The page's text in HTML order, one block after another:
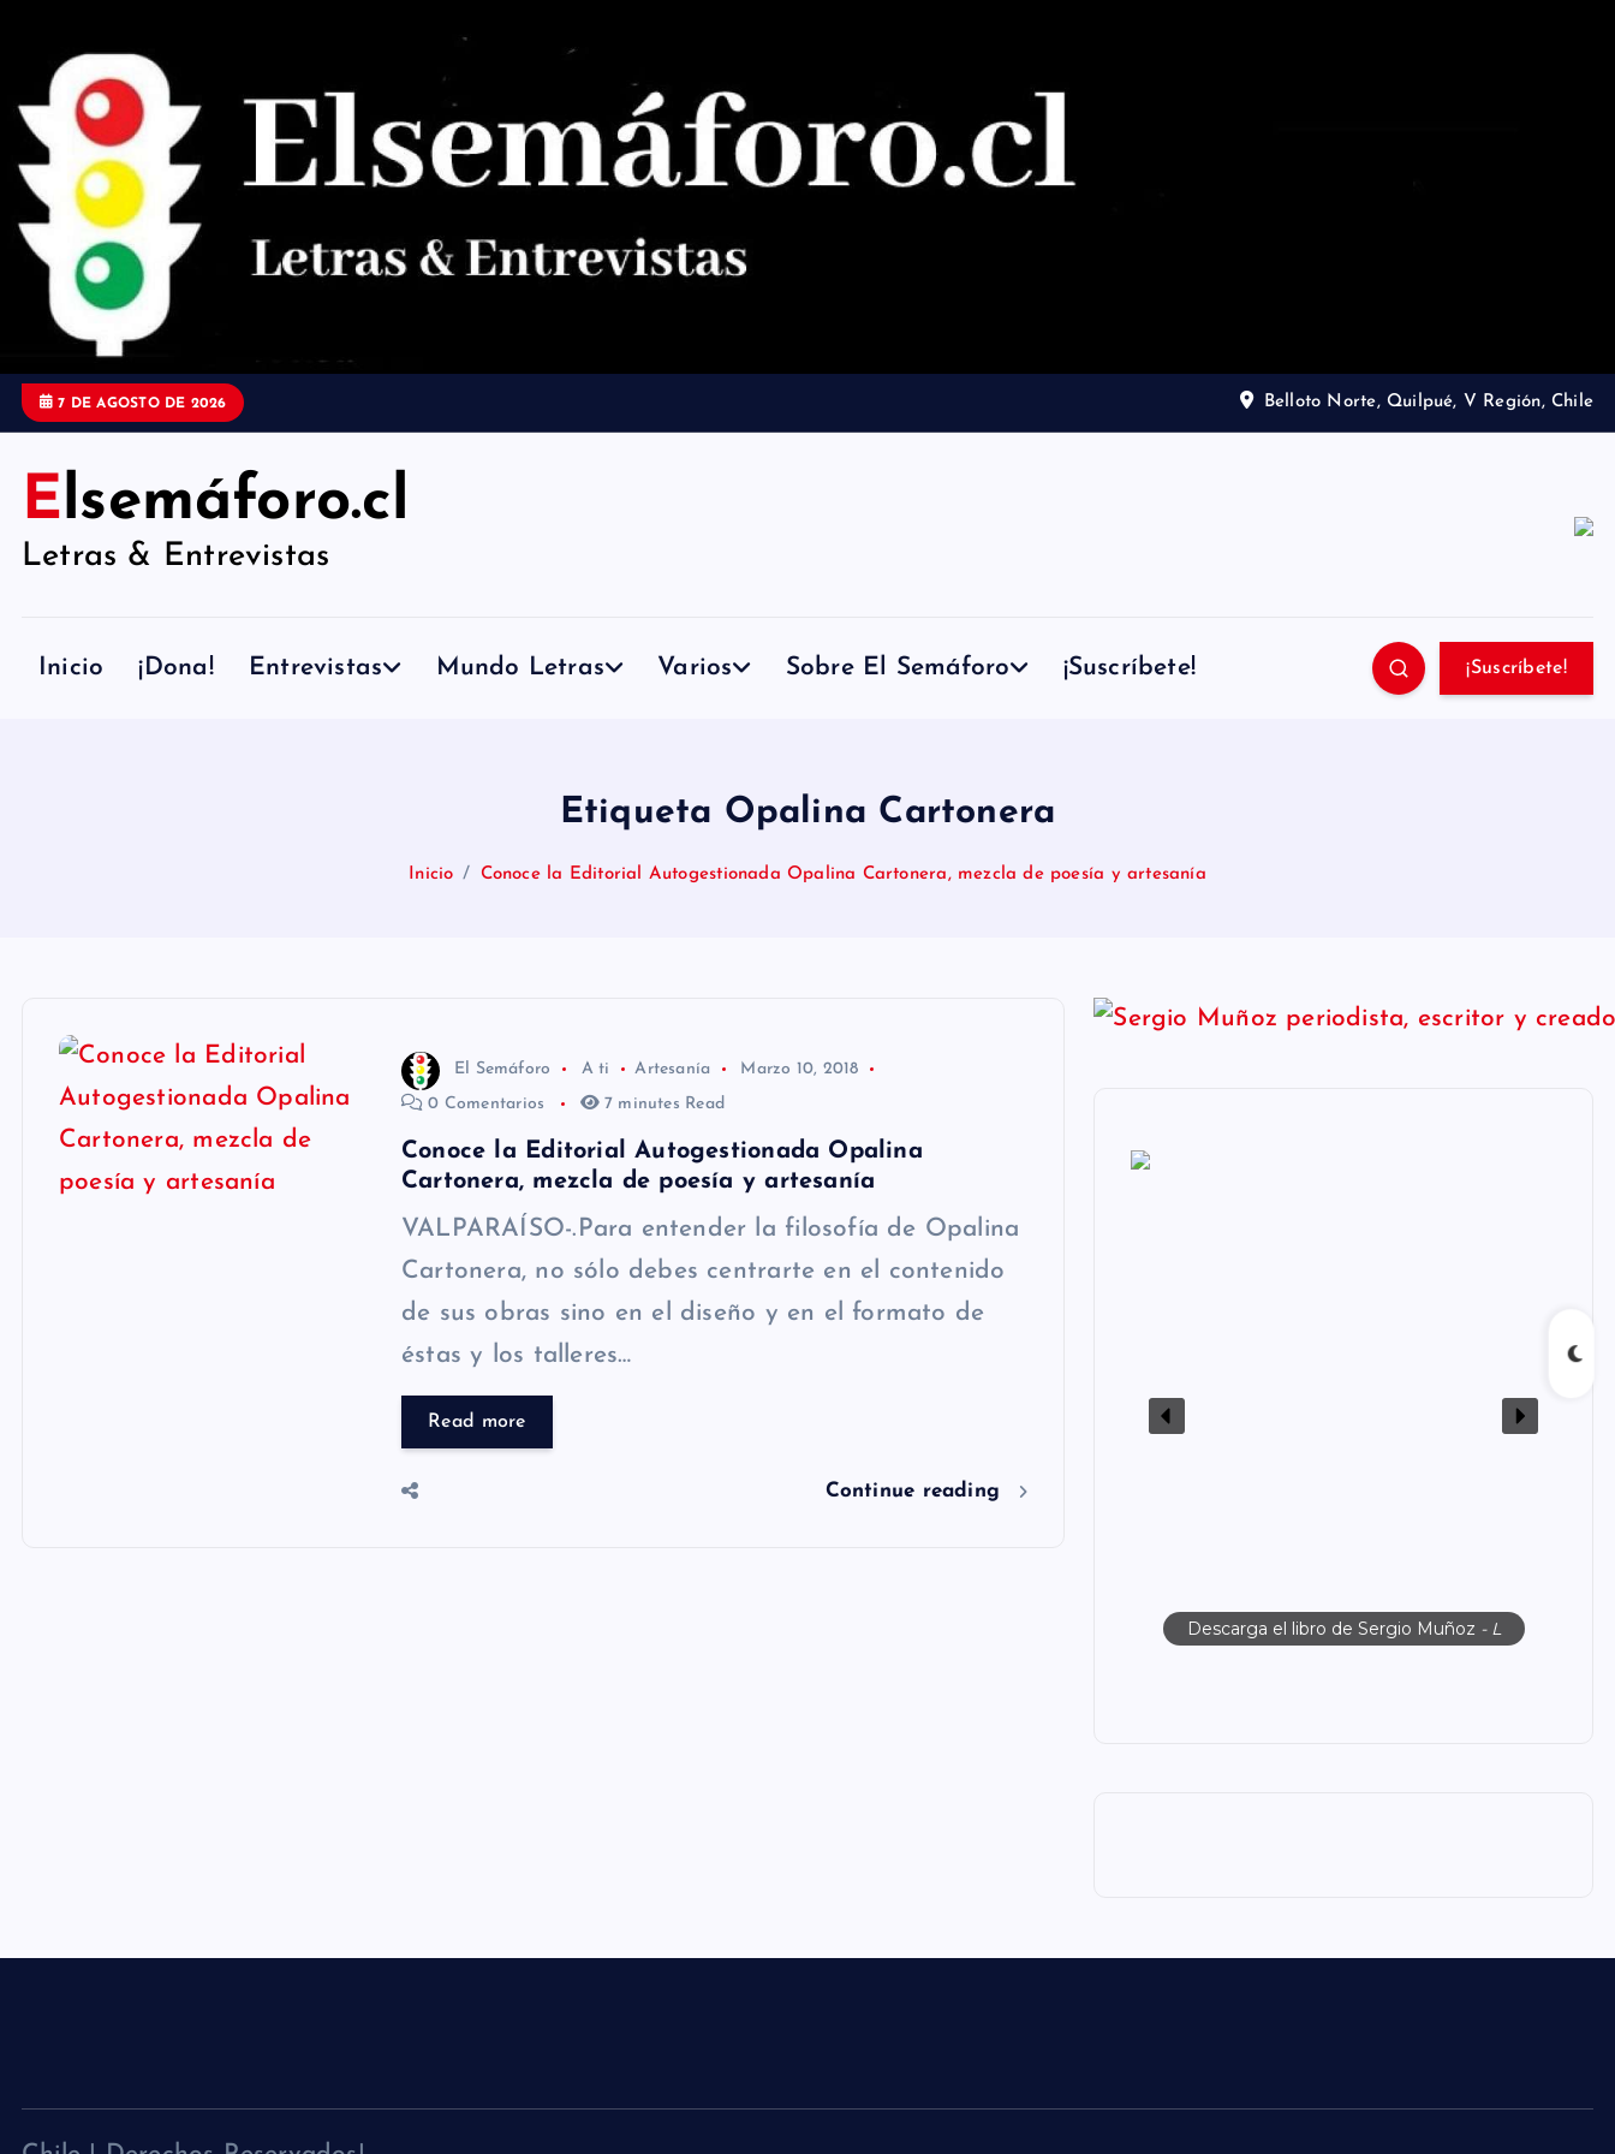
n
7 DE AGOSTO DE 2026 Belloto Norte, Quilpué, V Región, Chile
Elsemáforo.cl
Letras & Entrevistas
Inicio ¡Dona! Entrevistas Mundo Letras Varios Sobre El Semáforo ¡Suscríbete! ¡Suscríbete!
Etiqueta Opalina Cartonera
Inicio Conoce la Editorial Autogestionada Opalina Cartonera, mezcla de poesía y artesanía
El Semáforo A ti Artesanía
Marzo 10, 2018
0 Comentarios
7 minutes Read
Conoce la Editorial Autogestionada Opalina
Cartonera, mezcla de poesía y artesanía
VALPARAÍSO-.Para entender la filosofía de Opalina
Cartonera, no sólo debes centrarte en el contenido
de sus obras sino en el diseño y en el formato de
éstas y los talleres…
Read more
Continue reading
Descarga el libro de Sergio Muñoz - L